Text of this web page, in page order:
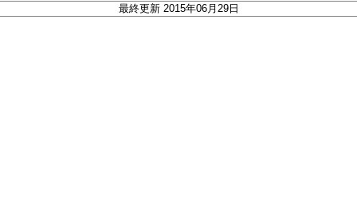
最終更新 2015年06月29日